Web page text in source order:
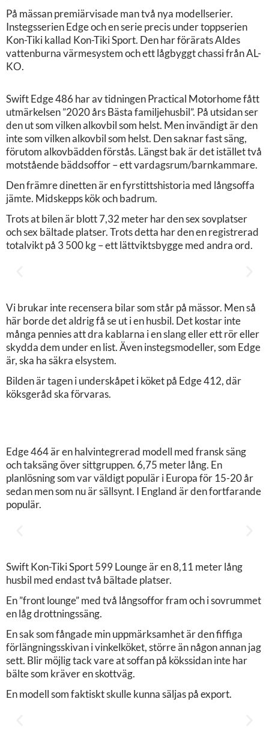
På mässan premiärvisade man två nya modellserier.
Instegsserien Edge och en serie precis under toppserien
Kon-Tiki kallad Kon-Tiki Sport. Den har förärats Aldes
vattenburna värmesystem och ett lågbyggt chassi från AL-
KO.
Swift Edge 486 har av tidningen Practical Motorhome fått
utmärkelsen ”2020 års Bästa familjehusbil”. På utsidan ser
den ut som vilken alkovbil som helst. Men invändigt är den
inte som vilken alkovbil som helst. Den saknar fast säng,
förutom alkovbädden förstås. Längst bak är det istället två
motstående bäddsoffor – ett vardagsrum/barnkammare.
Den främre dinetten är en fyrstittshistoria med långsoffa
jämte. Midskepps kök och badrum.
Trots at bilen är blott 7,32 meter har den sex sovplatser
och sex bältade platser. Trots detta har den en registrerad
totalvikt på 3 500 kg – ett lättviktsbygge med andra ord.
Vi brukar inte recensera bilar som står på mässor. Men så
här borde det aldrig få se ut i en husbil. Det kostar inte
många pennies att dra kablarna i en slang eller ett rör eller
skydda dem under en list. Även instegsmodeller, som Edge
är, ska ha säkra elsystem.
Bilden är tagen i underskåpet i köket på Edge 412, där
köksgeråd ska förvaras.
Edge 464 är en halvintegrerad modell med fransk säng
och taksäng över sittgruppen. 6,75 meter lång. En
planlösning som var väldigt populär i Europa för 15-20 år
sedan men som nu är sällsynt. I England är den fortfarande
populär.
Swift Kon-Tiki Sport 599 Lounge är en 8,11 meter lång
husbil med endast två bältade platser.
En ”front lounge” med två långsoffor fram och i sovrummet
en låg drottningssäng.
En sak som fångade min uppmärksamhet är den fiffiga
förlängningsskivan i vinkelköket, större än någon annan jag
sett. Blir möjlig tack vare at soffan på kökssidan inte har
bälte som kräver en skottväg.
En modell som faktiskt skulle kunna säljas på export.